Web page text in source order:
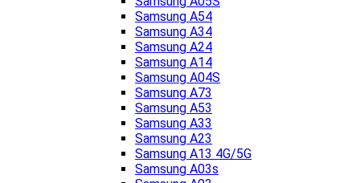
Samsung A54
Samsung A34
Samsung A24
Samsung A14
Samsung A04S
Samsung A73
Samsung A53
Samsung A33
Samsung A23
Samsung A13 4G/5G
Samsung A03s